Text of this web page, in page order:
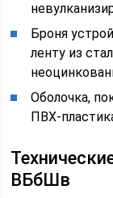
Броня
ленту из
Оболочка,
ПВХ-
ВБбШв